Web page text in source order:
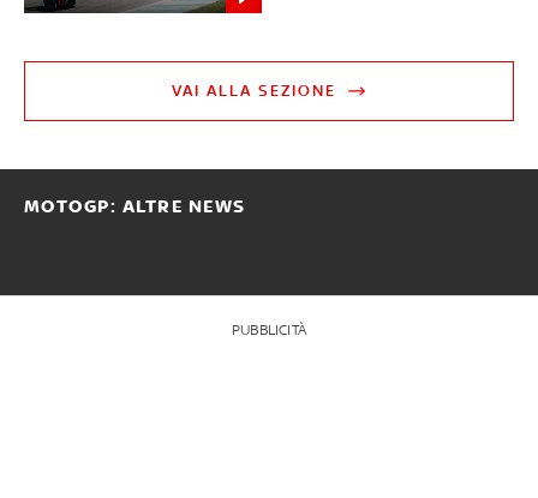
VAI ALLA SEZIONE
MOTOGP: ALTRE NEWS
PUBBLICITÀ